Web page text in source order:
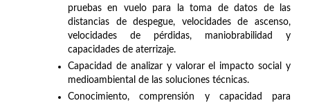
pruebas en vuelo para la toma de datos de las
distancias de despegue, velocidades de ascenso,
velocidades de pérdidas, maniobrabilidad y
capacidades de aterrizaje.
Capacidad de analizar y valorar el impacto social y
medioambiental de las soluciones técnicas.
Conocimiento, comprensión y capacidad para